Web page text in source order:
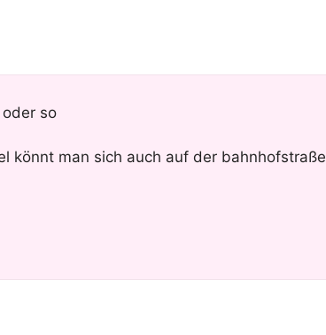
so
könnt man sich auch auf der bahnhofstraße